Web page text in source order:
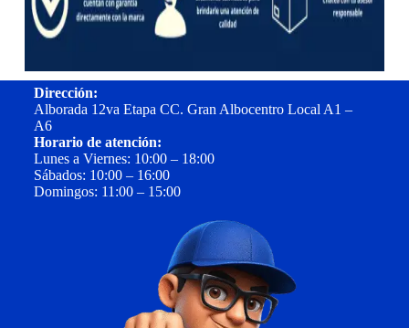
Dirección:
Alborada 12va Etapa CC. Gran Albocentro Local A1 –
A6
Horario de atención:
Lunes a Viernes: 10:00 – 18:00
Sábados: 10:00 – 16:00
Domingos: 11:00 – 15:00